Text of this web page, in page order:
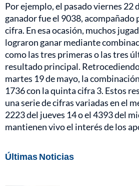
Por ejemplo, el pasado viernes 22
ganador fue el 9038, acompañado
cifra. En esa ocasión, muchos
lograron ganar mediante
como las tres primeras o las tres
resultado principal.
martes 19 de mayo, la
1736 con la quinta cifra 3. Estos
una serie de cifras variadas en el
2223 del jueves 14 o el 4393 del
mantienen vivo el interés de los
Últimas Noticias